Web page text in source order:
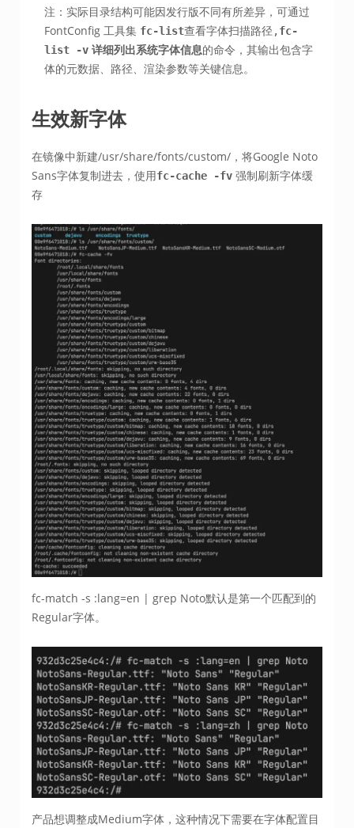
注：实际目录结构可能因发行版不同有所差异，可通过
FontConfig 工具集 fc-list查看字体扫描路径 ,fc-
list -v 详细列出系统字体信息的命令，其输出包含字
体的元数据、路径、渲染参数等关键信息。
生效新字体
在镜像中新建/usr/share/fonts/custom/，将Google Noto
Sans字体复制进去，使用fc-cache -fv 强制刷新字体缓
存
fc-match -s :lang=en | grep Noto默认是第一个匹配到的
Regular字体。
产品想调整成Medium字体，这种情况下需要在字体配置目